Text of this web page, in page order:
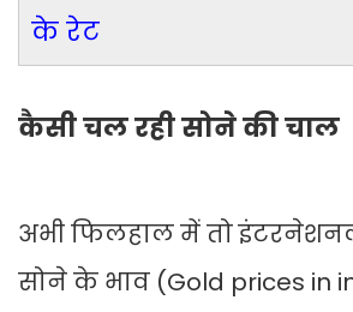
के रेट
कैसी चल रही सोने की चाल
अभी फिलहाल में तो
सोने के भाव (Gold prices in